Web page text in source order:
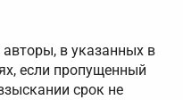
в указанных в
если пропущенный
срок не